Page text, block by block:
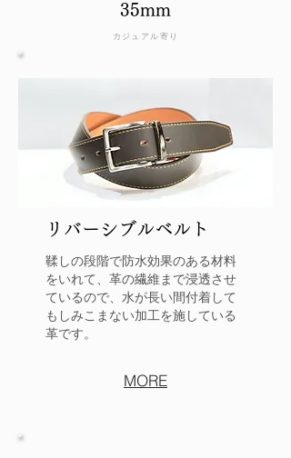
35mm
カジュアル寄り
​リバーシブルベルト
鞣しの段階で防水効果のある材料
をいれて、革の繊維まで浸透させ
ているので、水が長い間付着して
もしみこまない加工を施している
革です。
MORE